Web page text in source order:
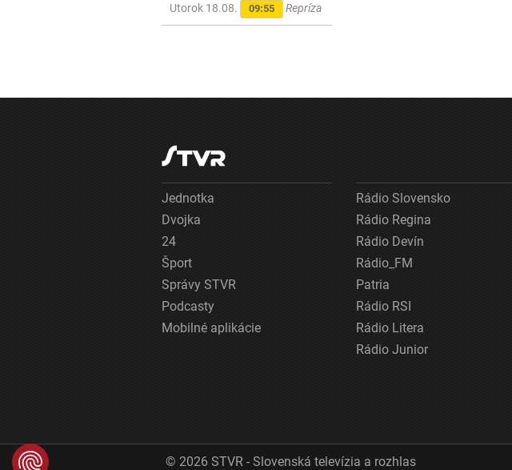
Utorok 18.08. 09:55 Repríza
Jednotka
Dvojka
24
Šport
Správy STVR
Podcasty
Mobilné aplikácie
Rádio Slovensko
Rádio Regina
Rádio Devín
Rádio_FM
Patria
Rádio RSI
Rádio Litera
Rádio Junior
© 2026 STVR - Slovenská televízia a rozhlas